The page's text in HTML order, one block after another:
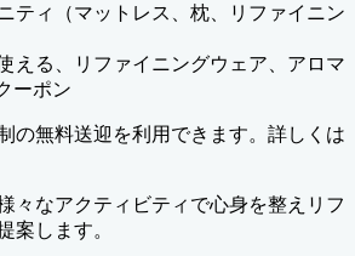
ティ（マットレス、枕、リファイニン
える、リファイニングウェア、アロマ
ーポン
の無料送迎を利用できます。詳しくは
々なアクティビティで心身を整えリフ
案します。